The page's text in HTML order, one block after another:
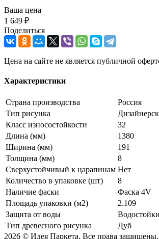
Ваша цена
1 649 ₽
Поделиться
Цена на сайте не является публичной
Характеристики
Страна производства
Россия
Тип рисунка
Класс износостойкости
32
Длина (мм)
1380
Ширина (мм)
191
Толщина (мм)
8
Сверхустойчивый к царапинам Нет
Количество в упаковке (шт)
8
Наличие фаски
Фаска 4V
Площадь упаковки (м2)
2.109
Защита от воды
Тип древесного рисунка
Дуб
2026 © Идея Паркета. Все права защишены.